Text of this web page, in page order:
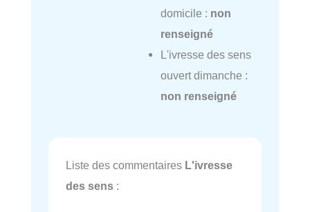
domicile : non
renseigné
L'ivresse des sens
ouvert dimanche :
non renseigné
Liste des commentaires L'ivresse
des sens :